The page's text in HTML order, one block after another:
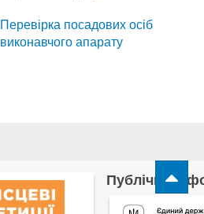
Перевірка посадових осіб
виконавчого апарату
Публічна